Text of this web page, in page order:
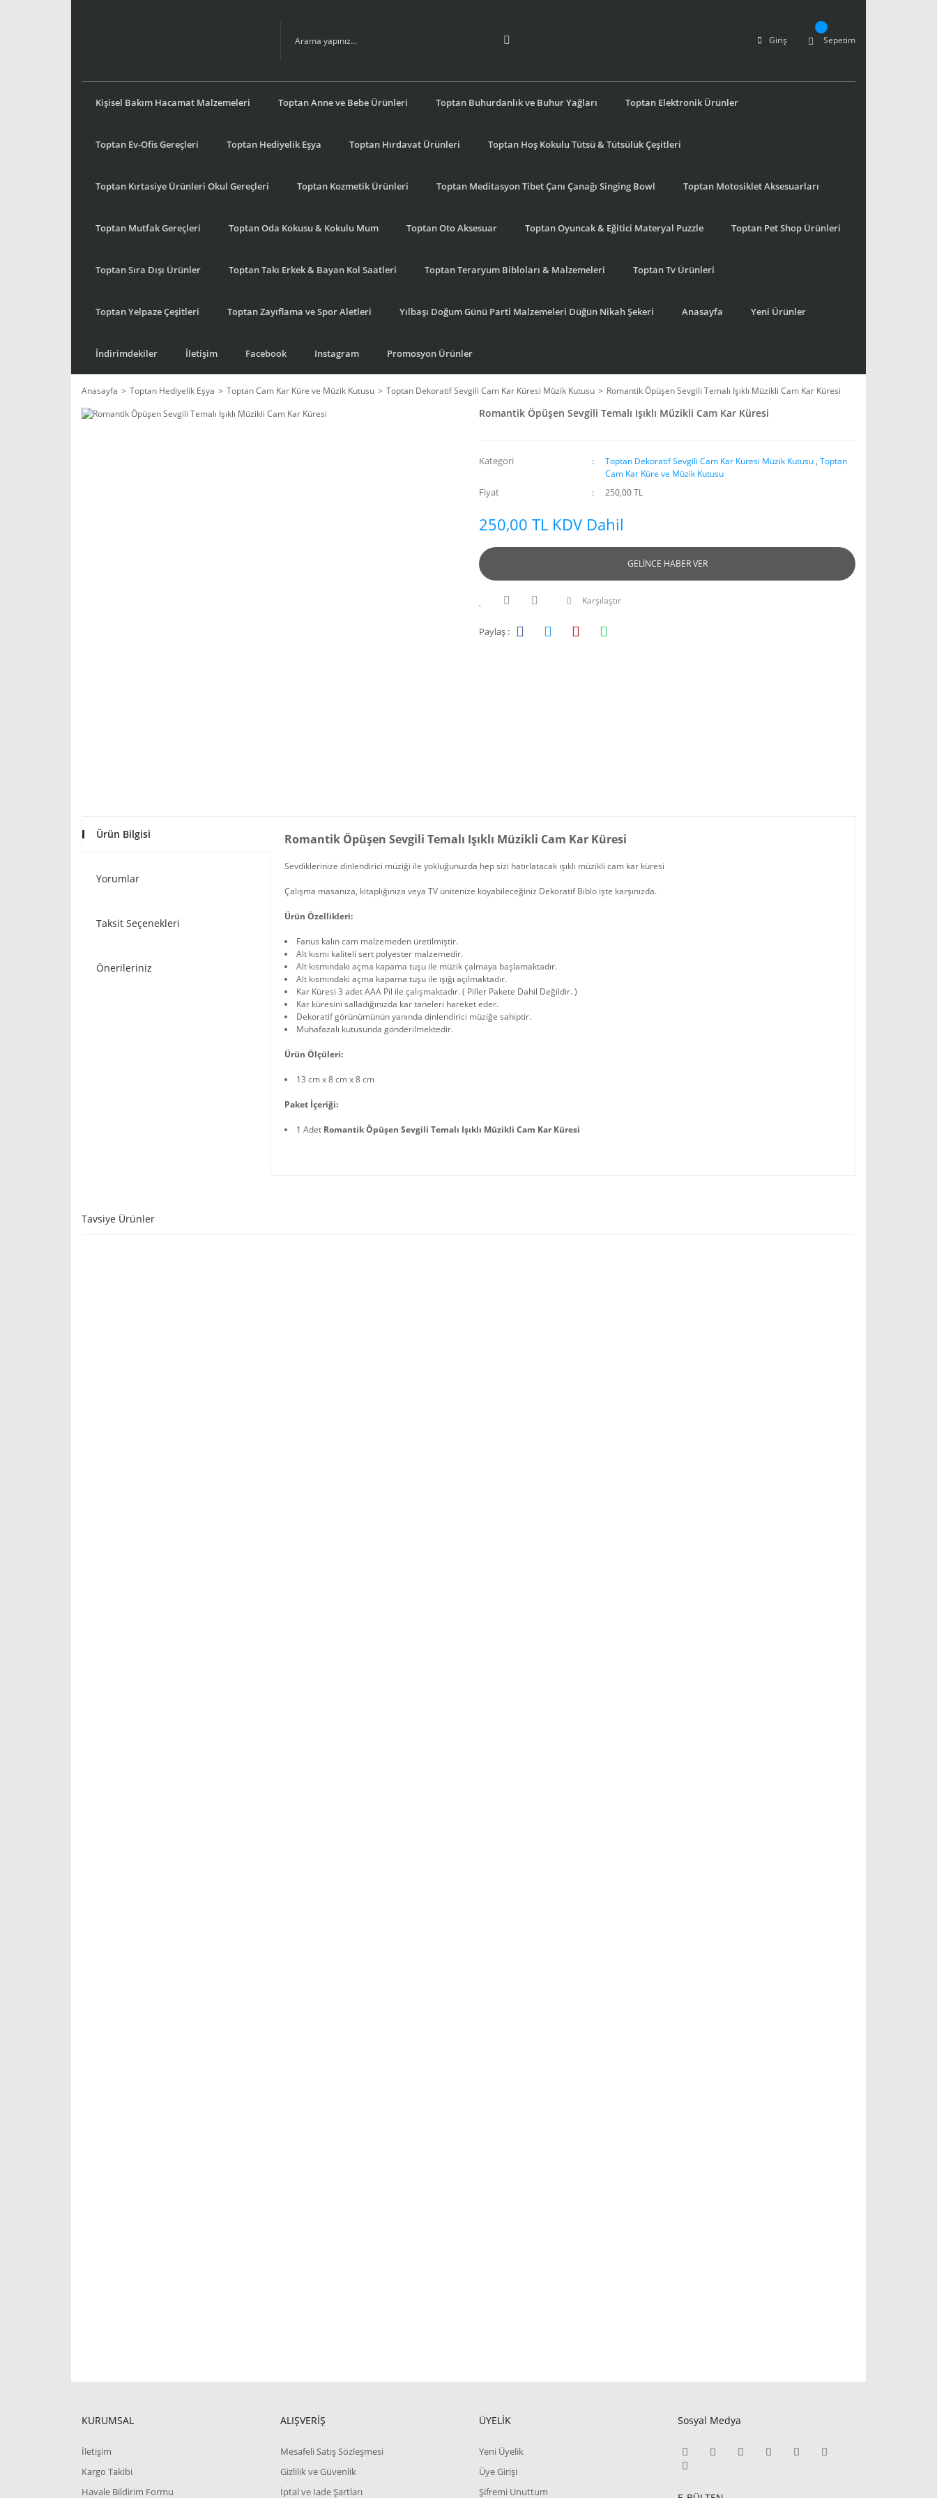
Giriş Sepetim
Kişisel Bakım Hacamat Malzemeleri Toptan Anne ve Bebe Ürünleri Toptan Buhurdanlık ve Buhur Yağları Toptan Elektronik Ürünler
Toptan Ev-Ofis Gereçleri Toptan Hediyelik Eşya Toptan Hırdavat Ürünleri Toptan Hoş Kokulu Tütsü & Tütsülük Çeşitleri
Toptan Kırtasiye Ürünleri Okul Gereçleri Toptan Kozmetik Ürünleri Toptan Meditasyon Tibet Çanı Çanağı Singing Bowl Toptan Motosiklet Aksesuarları
Toptan Mutfak Gereçleri Toptan Oda Kokusu & Kokulu Mum Toptan Oto Aksesuar Toptan Oyuncak & Eğitici Materyal Puzzle Toptan Pet Shop Ürünleri
Toptan Sıra Dışı Ürünler Toptan Takı Erkek & Bayan Kol Saatleri Toptan Teraryum Bibloları & Malzemeleri Toptan Tv Ürünleri
Toptan Yelpaze Çeşitleri Toptan Zayıflama ve Spor Aletleri Yılbaşı Doğum Günü Parti Malzemeleri Düğün Nikah Şekeri Anasayfa Yeni Ürünler
İndirimdekiler İletişim Facebook Instagram Promosyon Ürünler
Anasayfa Toptan Hediyelik Eşya Toptan Cam Kar Küre ve Müzik Kutusu Toptan Dekoratif Sevgili Cam Kar Küresi Müzik Kutusu Romantik Öpüşen Sevgili Temalı Işıklı Müzikli Cam Kar Küresi
Romantik Öpüşen Sevgili Temalı Işıklı Müzikli Cam Kar Küresi
Kategori Toptan Dekoratif Sevgili Cam Kar Küresi Müzik Kutusu , Toptan
Cam Kar Küre ve Müzik Kutusu
Fiyat 250,00 TL
250,00 TL KDV Dahil
GELİNCE HABER VER
Karşılaştır
Paylaş :
Ürün Bilgisi
Yorumlar
Taksit Seçenekleri
Önerileriniz
Romantik Öpüşen Sevgili Temalı Işıklı Müzikli Cam Kar Küresi
Sevdiklerinize dinlendirici müziği ile yokluğunuzda hep sizi hatırlatacak ışıklı müzikli cam kar küresi
Çalışma masanıza, kitaplığınıza veya TV ünitenize koyabileceğiniz Dekoratif Biblo işte karşınızda.
Ürün Özellikleri:
Fanus kalın cam malzemeden üretilmiştir.
Alt kısmı kaliteli sert polyester malzemedir.
Alt kısmındaki açma kapama tuşu ile müzik çalmaya başlamaktadır.
Alt kısmındaki açma kapama tuşu ile ışığı açılmaktadır.
Kar Küresi 3 adet AAA Pil ile çalışmaktadır. ( Piller Pakete Dahil Değildir. )
Kar küresini salladığınızda kar taneleri hareket eder.
Dekoratif görünümünün yanında dinlendirici müziğe sahiptir.
Muhafazalı kutusunda gönderilmektedir.
Ürün Ölçüleri:
13 cm x 8 cm x 8 cm
Paket İçeriği:
1 Adet Romantik Öpüşen Sevgili Temalı Işıklı Müzikli Cam Kar Küresi
Tavsiye Ürünler
KURUMSAL
İletişim
Kargo Takibi
Havale Bildirim Formu
ALIŞVERİŞ
Mesafeli Satış Sözleşmesi
Gizlilik ve Güvenlik
İptal ve İade Şartları
ÜYELİK
Yeni Üyelik
Üye Girişi
Şifremi Unuttum
Sosyal Medya